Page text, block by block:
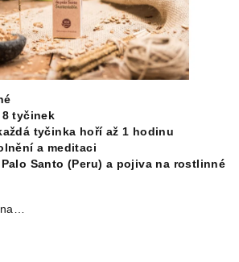
tyčinek
tyčinka hoří až 1 hodinu
a meditaci
Palo Santo (Peru) a pojiva na rostlinné